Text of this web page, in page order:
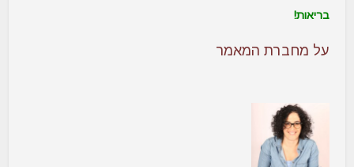
בריאות!
על מחברת המאמר